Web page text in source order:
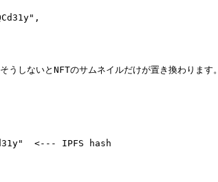
しないとNFTのサムネイルだけが置き換わります。